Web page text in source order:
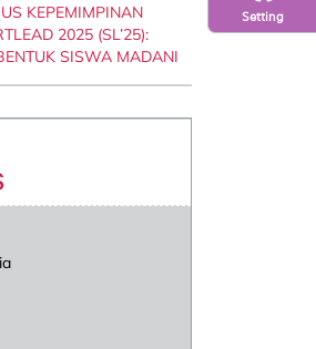
Setting
KEPEMIMPINAN
2025 (SL’25):
SISWA MADANI